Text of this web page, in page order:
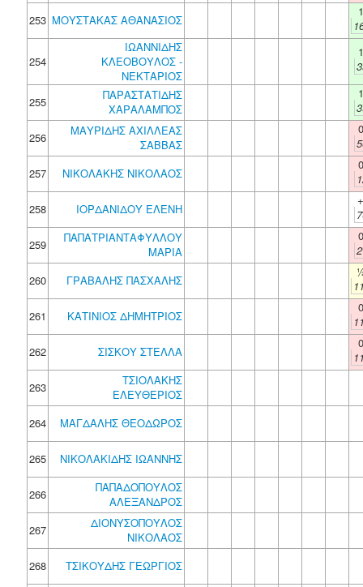
253 ΜΟΥΣΤΑΚΑΣ ΑΘΑΝΑΣΙΟΣ
1
254
ΙΩΑΝΝΙΔΗΣ
ΚΛΕΟΒΟΥΛΟΣ -
ΝΕΚΤΑΡΙΟΣ
1
255
ΠΑΡΑΣΤΑΤΙΔΗΣ
ΧΑΡΑΛΑΜΠΟΣ
1
256
ΜΑΥΡΙΔΗΣ ΑΧΙΛΛΕΑΣ
ΣΑΒΒΑΣ
0
257
ΝΙΚΟΛΑΚΗΣ ΝΙΚΟΛΑΟΣ
0
258
ΙΟΡΔΑΝΙΔΟΥ ΕΛΕΝΗ
+
259
ΠΑΠΑΤΡΙΑΝΤΑΦΥΛΛΟΥ
ΜΑΡΙΑ
0
260
ΓΡΑΒΑΛΗΣ ΠΑΣΧΑΛΗΣ
261
ΚΑΤΙΝΙΟΣ ΔΗΜΗΤΡΙΟΣ
0
262
ΣΙΣΚΟΥ ΣΤΕΛΛΑ
0
263
ΤΣΙΟΛΑΚΗΣ
ΕΛΕΥΘΕΡΙΟΣ
264
ΜΑΓΔΑΛΗΣ ΘΕΟΔΩΡΟΣ
265 ΝΙΚΟΛΑΚΙΔΗΣ ΙΩΑΝΝΗΣ
266
ΠΑΠΑΔΟΠΟΥΛΟΣ
ΑΛΕΞΑΝΔΡΟΣ
267
ΔΙΟΝΥΣΟΠΟΥΛΟΣ
ΝΙΚΟΛΑΟΣ
268
ΤΣΙΚΟΥΔΗΣ ΓΕΩΡΓΙΟΣ